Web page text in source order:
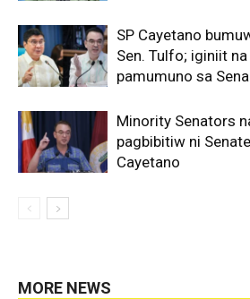
SP Cayetano
Sen. Tulfo; iginiit
pamumuno sa
Minority Senators
pagbibitiw ni
Cayetano
MORE NEWS